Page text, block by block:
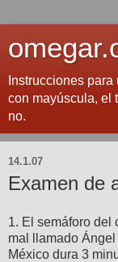
Instrucciones
con mayúscula, el
no.
14.1.07
Examen de
1. El semáforo del
mal llamado
México dura 3